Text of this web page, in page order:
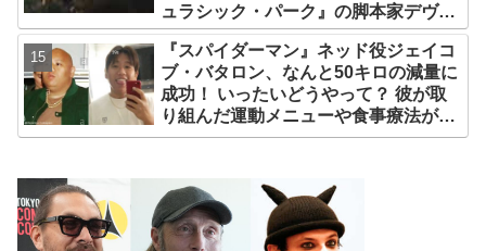
ュラシック・パーク』の脚本家デヴィ
ッド・コープが関与
『スパイダーマン』ネッド役ジェイコ
ブ・バタロン、なんと50キロの減量に
成功！ いったいどうやって？ 彼が取
り組んだ運動メニューや食事療法が明
らかに